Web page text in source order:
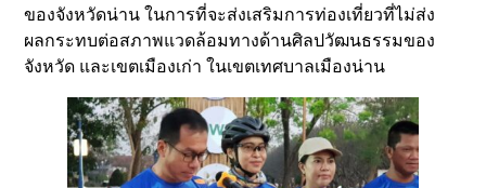
ของจังหวัดน่าน ในการที่จะส่งเสริมการท่องเที่ยวที่ไม่ส่ง
ผลกระทบต่อสภาพแวดล้อมทางด้านศิลปวัฒนธรรมของ
จังหวัด และเขตเมืองเก่า ในเขตเทศบาลเมืองน่าน